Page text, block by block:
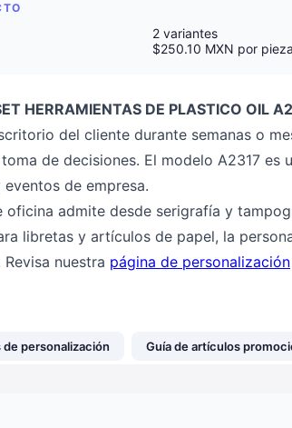
2 variantes
$250.10 MXN por pieza
HERRAMIENTAS DE PLASTICO OIL
del cliente durante semanas o
de decisiones. El modelo A2317 es
de empresa.
oficina admite desde serigrafía y
libretas y artículos de papel, la
nuestra página de personalización
de personalización Guía de artículos